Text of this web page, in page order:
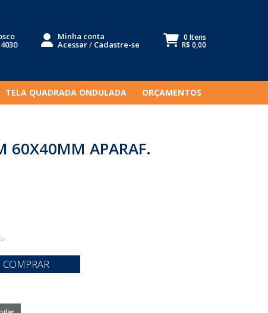
Minha conta
Acessar/ Cadastre-se
0 Itens
R$ 0,00
TELA QUADRADA ONDULADA ORÇAMENTOS
60X40MM APARAF.
COMPRAR